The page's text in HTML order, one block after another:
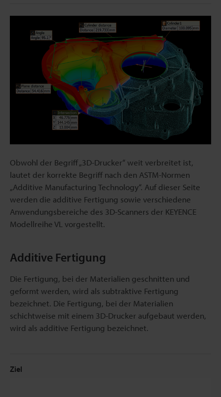
Obwohl der Begriff „3D-Drucker“ weit verbreitet ist,
lautet der korrekte Begriff nach den ASTM-Normen
„Additive Manufacturing Technology“. Auf dieser Seite
werden die additive Fertigung sowie verschiedene
Anwendungsbereiche des 3D-Scanners der KEYENCE
Modellreihe VL vorgestellt.
Additive Fertigung
Die Fertigung, bei der Materialien geschnitten und
geformt werden, wird als subtraktive Fertigung
bezeichnet. Die Fertigung, bei der Materialien
schichtweise mit einem 3D-Drucker aufgebaut werden,
wird als additive Fertigung bezeichnet.
Ziel